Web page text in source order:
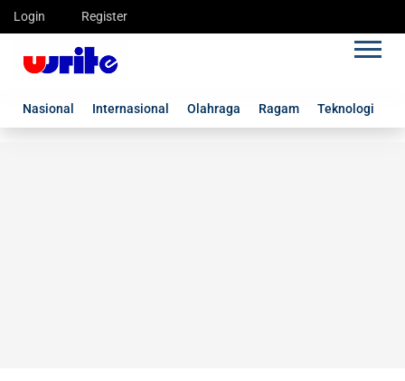
Login Register
Nasional Internasional Olahraga Ragam Teknologi